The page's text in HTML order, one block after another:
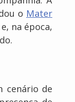
o Mater
na época,
cenário de